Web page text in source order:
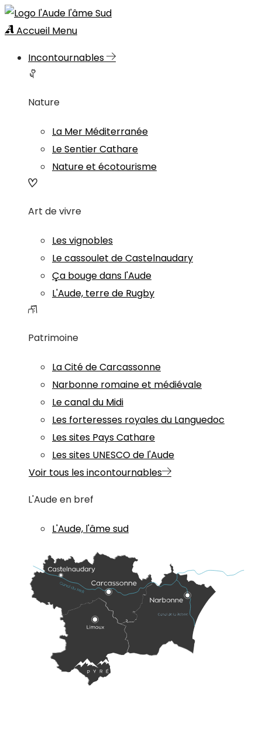
Accueil Menu
Incontournables
Nature
La Mer Méditerranée
Le Sentier Cathare
Nature et écotourisme
Art de vivre
Les vignobles
Le cassoulet de Castelnaudary
Ça bouge dans l'Aude
L'Aude, terre de Rugby
Patrimoine
La Cité de Carcassonne
Narbonne romaine et médiévale
Le canal du Midi
Les forteresses royales du Languedoc
Les sites Pays Cathare
Les sites UNESCO de l'Aude
Voir tous les incontournables
L'Aude en bref
L'Aude, l'âme sud